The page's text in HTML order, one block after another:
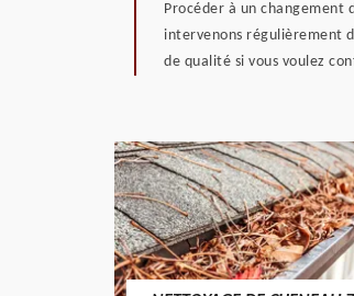
Procéder à un changement
intervenons régulièrement
de qualité si vous voulez